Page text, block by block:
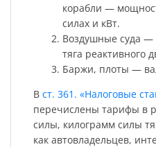
корабли —
силах и кВт.
Воздушные суда —
тяга реактивного
Баржи, плоты —
В ст. 361. «Налоговые
перечислены тарифы в
силы, килограмм силы
как автовладельцев,